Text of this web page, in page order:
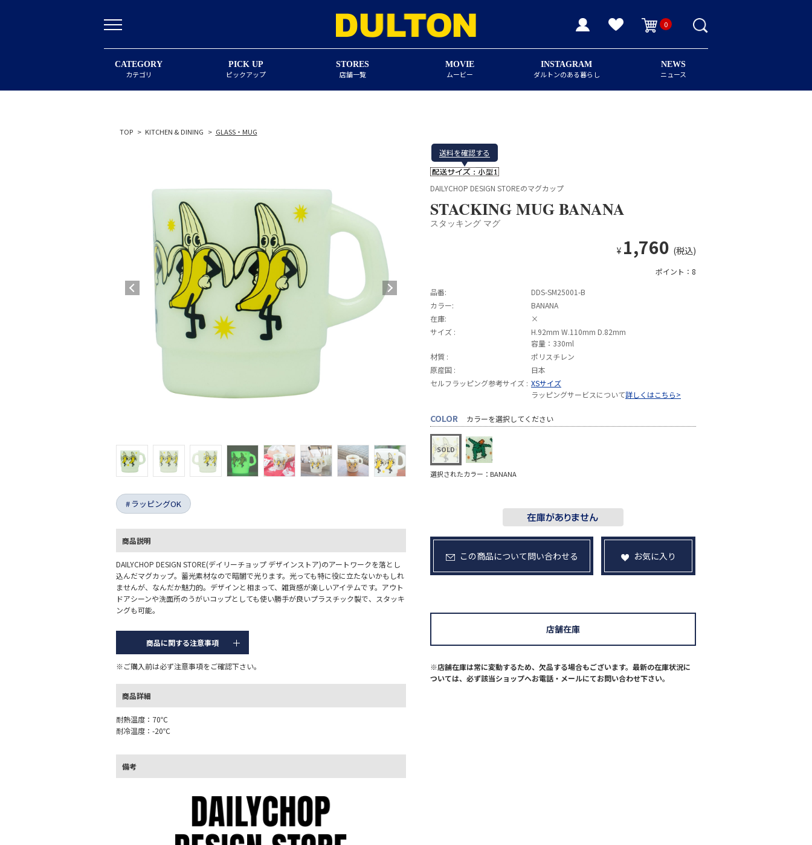
0
CATEGORY
カテゴリ
PICK UP
ピックアップ
STORES
店舗一覧
MOVIE
ムービー
INSTAGRAM
ダルトンのある暮らし
NEWS
ニュース
TOP > KITCHEN & DINING > GLASS・MUG
ラッピングOK
商品説明
DAILYCHOP DESIGN STORE(デイリーチョップ デザインストア)のアートワークを落とし
込んだマグカップ。蓄光素材なので暗闇で光ります。光っても特に役に立たないかもしれ
ませんが、なんだか魅力的。デザインと相まって、雑貨感が楽しいアイテムです。アウト
ドアシーンや洗面所のうがいコップとしても使い勝手が良いプラスチック製で、スタッキ
ングも可能。
商品に関する注意事項
※ご購入前は必ず注意事項をご確認下さい。
商品詳細
耐熱温度：70℃
耐冷温度：-20℃
備考
送料を確認する
DAILYCHOP DESIGN STOREのマグカップ
STACKING MUG BANANA
スタッキング マグ
¥ 1,760 (税込)
ポイント：8
品番:
DDS-SM25001-B
カラー:
BANANA
在庫:
×
サイズ :
H.92mm W.110mm D.82mm
容量：330ml
材質 :
ポリスチレン
原産国 :
日本
セルフラッピング参考サイズ : XSサイズ
ラッピングサービスについて詳しくはこちら>
COLOR カラーを選択してください
選択されたカラー：BANANA
この商品について問い合わせる お気に入り
※店舗在庫は常に変動するため、欠品する場合もございます。最新の在庫状況に
ついては、必ず該当ショップへお電話・メールにてお問い合わせ下さい。
店舗在庫